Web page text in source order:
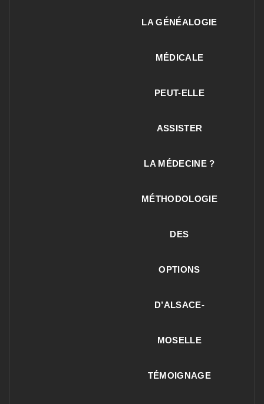
LA GÉNÉALOGIE
MÉDICALE
PEUT-ELLE
ASSISTER
LA MÉDECINE ?
MÉTHODOLOGIE
DES
OPTIONS
D’ALSACE-
MOSELLE
TÉMOIGNAGE